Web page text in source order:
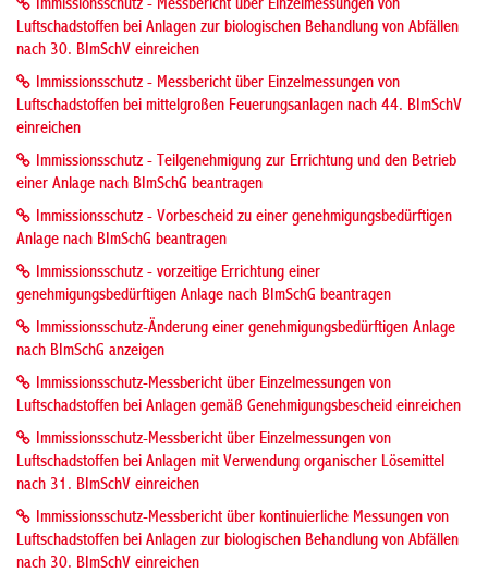
Immissionsschutz - Messbericht über Einzelmessungen von
Luftschadstoffen bei Anlagen zur biologischen Behandlung von Abfällen
nach 30. BImSchV einreichen
Immissionsschutz - Messbericht über Einzelmessungen von
Luftschadstoffen bei mittelgroßen Feuerungsanlagen nach 44. BImSchV
einreichen
Immissionsschutz - Teilgenehmigung zur Errichtung und den Betrieb
einer Anlage nach BImSchG beantragen
Immissionsschutz - Vorbescheid zu einer genehmigungsbedürftigen
Anlage nach BImSchG beantragen
Immissionsschutz - vorzeitige Errichtung einer
genehmigungsbedürftigen Anlage nach BImSchG beantragen
Immissionsschutz-Änderung einer genehmigungsbedürftigen Anlage
nach BImSchG anzeigen
Immissionsschutz-Messbericht über Einzelmessungen von
Luftschadstoffen bei Anlagen gemäß Genehmigungsbescheid einreichen
Immissionsschutz-Messbericht über Einzelmessungen von
Luftschadstoffen bei Anlagen mit Verwendung organischer Lösemittel
nach 31. BImSchV einreichen
Immissionsschutz-Messbericht über kontinuierliche Messungen von
Luftschadstoffen bei Anlagen zur biologischen Behandlung von Abfällen
nach 30. BImSchV einreichen